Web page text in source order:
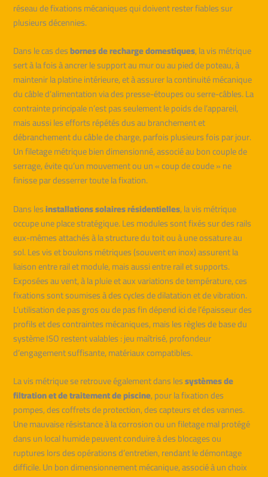
réseau de fixations mécaniques qui doivent rester fiables sur
plusieurs décennies.
Dans le cas desbornes de recharge domestiques, la vis métrique
sert à la fois à ancrer le support au mur ou au pied de poteau, à
maintenir la platine intérieure, et à assurer la continuité mécanique
du câble d’alimentation via des presse-étoupes ou serre-câbles. La
contrainte principale n’est pas seulement le poids de l’appareil,
mais aussi les efforts répétés dus au branchement et
débranchement du câble de charge, parfois plusieurs fois par jour.
Un filetage métrique bien dimensionné, associé au bon couple de
serrage, évite qu’un mouvement ou un « coup de coude » ne
finisse par desserrer toute la fixation.
Dans lesinstallations solaires résidentielles, la vis métrique
occupe une place stratégique. Les modules sont fixés sur des rails
eux-mêmes attachés à la structure du toit ou à une ossature au
sol. Les vis et boulons métriques (souvent en inox) assurent la
liaison entre rail et module, mais aussi entre rail et supports.
Exposées au vent, à la pluie et aux variations de température, ces
fixations sont soumises à des cycles de dilatation et de vibration.
L’utilisation de pas gros ou de pas fin dépend ici de l’épaisseur des
profils et des contraintes mécaniques, mais les règles de base du
système ISO restent valables : jeu maîtrisé, profondeur
d’engagement suffisante, matériaux compatibles.
La vis métrique se retrouve également dans lessystèmes de
filtration et de traitement de piscine, pour la fixation des
pompes, des coffrets de protection, des capteurs et des vannes.
Une mauvaise résistance à la corrosion ou un filetage mal protégé
dans un local humide peuvent conduire à des blocages ou
ruptures lors des opérations d’entretien, rendant le démontage
difficile. Un bon dimensionnement mécanique, associé à un choix